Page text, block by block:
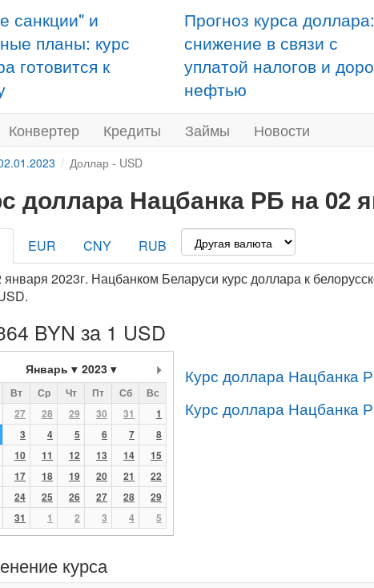
санкции" и
планы: курс
готовится к
Прогноз курса доллара:
снижение в связи с
уплатой налогов и
нефтью
Конвертер Кредиты Займы Новости
Доллар - USD
доллара Нацбанка РБ на 02
EUR CNY
RUB
2023г. Нацбанком Беларуси курс доллара к
BYN за 1 USD
Январь 2023
Вт Ср Чт Пт Сб
Вс
27 28 29 30 31
1
3 4 5 6 7
8
10 11 12 13 14
15
17 18 19 20 21
22
24 25 26 27 28
29
31 1 2 3 4 5
Курс доллара Нацбанка
Курс доллара Нацбанка
курса